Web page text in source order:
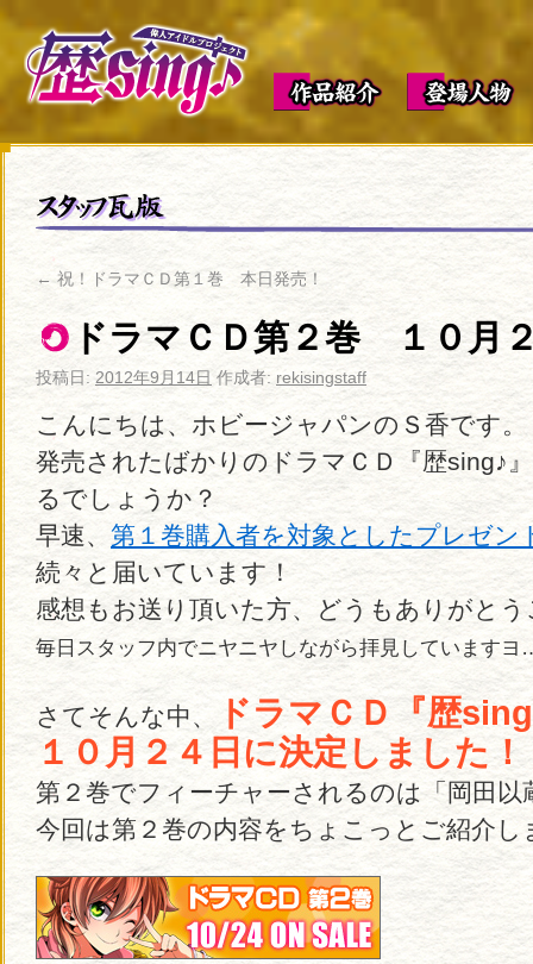
←祝！ドラマＣＤ第１巻 本日発売！
ドラマＣＤ第２巻 １０月
投稿日: 2012年9月14日 作成者: rekisingstaff
こんにちは、ホビージャパンのＳ香です。
発売されたばかりのドラマＣＤ『歴sing♪
るでしょうか？
早速、 第１巻購入者を対象としたプレゼン
続々と届いています！
感想もお送り頂いた方、どうもありがと
毎日スタッフ内でニヤニヤしながら拝見していますヨ
さてそんな中、
ドラマＣＤ『歴
１０月２４日に決定しました！
第２巻でフィーチャーされるのは「岡田以
今回は第２巻の内容をちょこっとご紹介し